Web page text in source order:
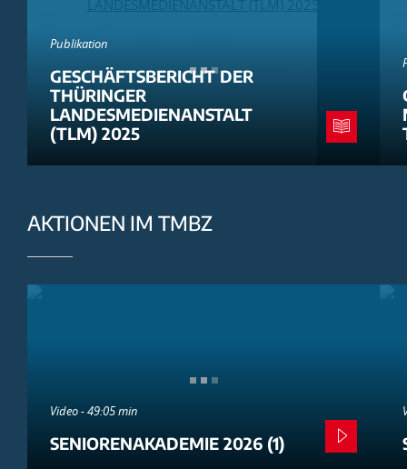
Publikation
GESCHÄFTSBERICHT DER
THÜRINGER
LANDESMEDIENANSTALT
(TLM) 2025
AKTIONEN IM TMBZ
Video - 49:05 min
SENIORENAKADEMIE 2026 (1)